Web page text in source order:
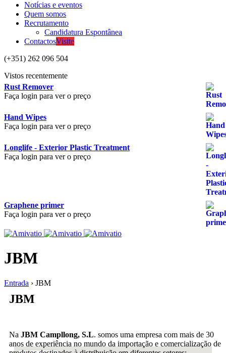
Notícias e eventos
Quem somos
Recrutamento
Candidatura Espontânea
ContactosVisite
(+351) 262 096 504
Vistos recentemente
Rust Remover
Faça login para ver o preço
Hand Wipes
Faça login para ver o preço
Longlife - Exterior Plastic Treatment
Faça login para ver o preço
Graphene primer
Faça login para ver o preço
JBM
Entrada › JBM
JBM
Na JBM Campllong, S.L. somos uma empresa com mais de 30
anos de experiência no mundo da importação e comercialização de